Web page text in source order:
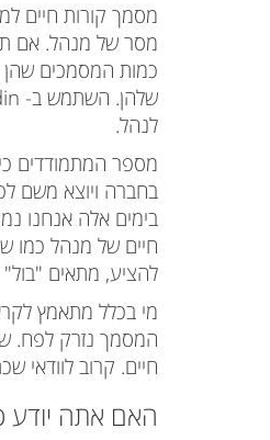
מסמך קורות חיים
מסר של מנהל. אם
שלהן. השתמש ב-
לנהל.
מספר המתמודדים
בימים אלה אנחנו
חיים של מנהל כמו
להציע, מתאים
מי בכלל מתאמץ
המסמך נזרק לפח.
חיים. קרוב לוודאי
האם אתה יודע